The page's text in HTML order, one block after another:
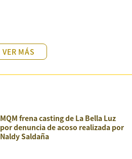
VER MÁS
MQM frena casting de La Bella Luz
por denuncia de acoso realizada por
Naldy Saldaña